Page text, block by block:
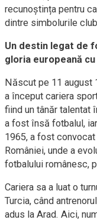
recunoștința pentru
dintre simbolurile
Un destin legat de
gloria europeană cu
Născut pe 11 august
a început cariera
fiind un tânăr talentat
a fost însă fotbalul,
1965, a fost
României, unde a
fotbalului românesc,
Cariera sa a luat o
Turcia, când
adus la Arad. Aici,